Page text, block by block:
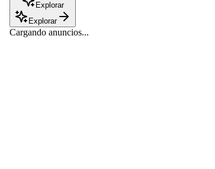
Explorar
Explorar
Cargando anuncios...